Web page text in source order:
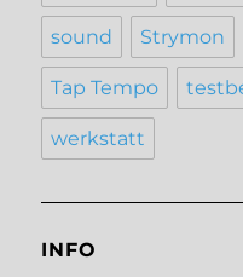
sound Strymon
Tap Tempo
werkstatt
INFO